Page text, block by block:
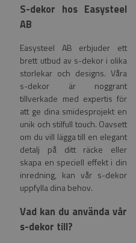
S-dekor hos Easysteel
AB
Easysteel AB erbjuder ett
brett utbud av s-dekor i olika
storlekar och designs. Våra
s-dekor är noggrant
tillverkade med expertis för
att ge dina smidesprojekt en
unik och stilfull touch. Oavsett
om du vill lägga till en elegant
detalj på ditt räcke eller
skapa en speciell effekt i din
inredning, kan vår s-dekor
uppfylla dina behov.
Vad kan du använda vår
s-dekor till?